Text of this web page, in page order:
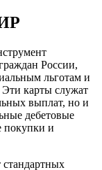
России,
льготам и
карты служат
выплат, но и
дебетовые
покупки и